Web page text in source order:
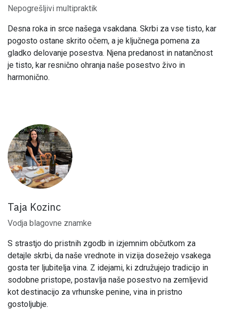
Nepogrešljivi multipraktik
Desna roka in srce našega vsakdana. Skrbi za vse tisto, kar
pogosto ostane skrito očem, a je ključnega pomena za
gladko delovanje posestva. Njena predanost in natančnost
je tisto, kar resnično ohranja naše posestvo živo in
harmonično.
Taja Kozinc
Vodja blagovne znamke
S strastjo do pristnih zgodb in izjemnim občutkom za
detajle skrbi, da naše vrednote in vizija dosežejo vsakega
gosta ter ljubitelja vina. Z idejami, ki združujejo tradicijo in
sodobne pristope, postavlja naše posestvo na zemljevid
kot destinacijo za vrhunske penine, vina in pristno
gostoljubje.